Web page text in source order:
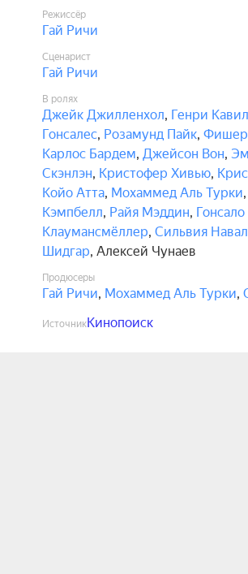
Режиссёр
Гай Ричи
Сценарист
Гай Ричи
В ролях
Джейк Джилленхол, Генри
Гонсалес, Розамунд Пайк, Фишер
Карлос Бардем, Джейсон Вон,
Скэнлэн, Кристофер Хивью,
Койо Атта, Мохаммед Аль Турки,
Кэмпбелл, Райя Мэддин,
Клаумансмёллер, Сильвия
Шидгар, Алексей Чунаев
Продюсеры
Гай Ричи, Мохаммед Аль Турки,
ИсточникКинопоиск